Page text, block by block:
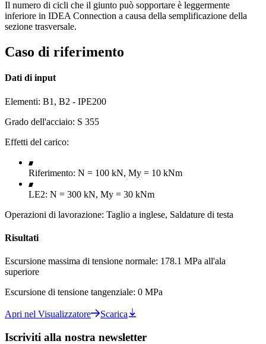
Il numero di cicli che il giunto può sopportare è leggermente
inferiore in IDEA Connection a causa della semplificazione della
sezione trasversale.
Caso di riferimento
Dati di input
Elementi: B1, B2 - IPE200
Grado dell'acciaio: S 355
Effetti del carico:
Riferimento: N = 100 kN, My = 10 kNm
LE2: N = 300 kN, My = 30 kNm
Operazioni di lavorazione: Taglio a inglese, Saldature di testa
Risultati
Escursione massima di tensione normale: 178.1 MPa all'ala
superiore
Escursione di tensione tangenziale: 0 MPa
Apri nel Visualizzatore Scarica
Iscriviti alla nostra newsletter